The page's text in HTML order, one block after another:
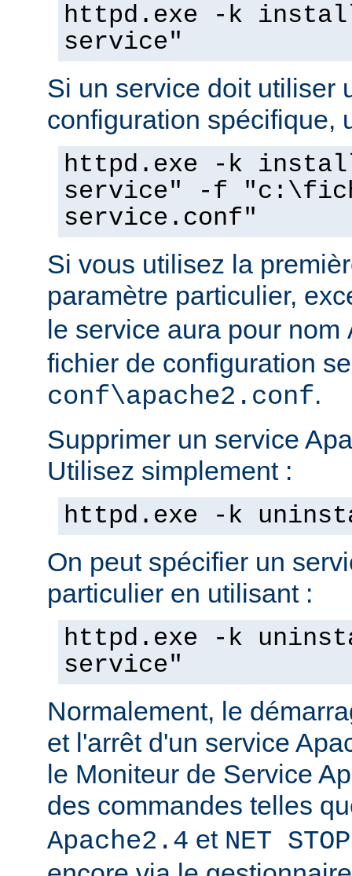
httpd.exe -k
service"
Si un service doit utiliser
configuration spécifique,
httpd.exe -k
service" -f
service.conf"
Si vous utilisez la
paramètre particulier,
le service aura pour nom
fichier de configuration
conf\apache2.conf.
Supprimer un service
Utilisez simplement :
httpd.exe -k
On peut spécifier un
particulier en utilisant :
httpd.exe -k
service"
Normalement, le
et l'arrêt d'un service
le Moniteur de Service
des commandes telles
Apache2.4 et NET